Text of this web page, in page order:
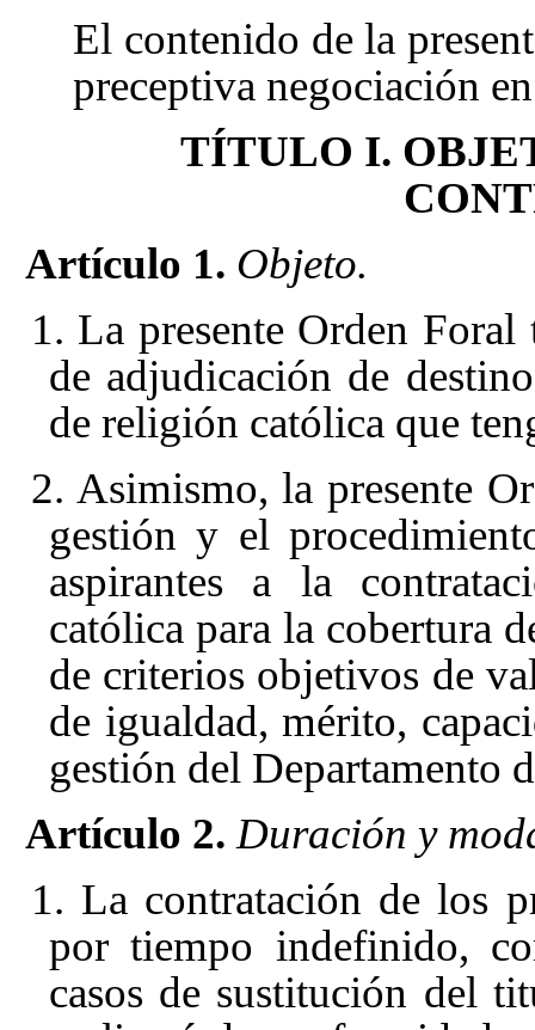
El contenido de la
preceptiva negociación
TÍTULO I.
Artículo 1. Objeto.
1. La presente Orden
de adjudicación de
de religión católica que
2. Asimismo, la presente
gestión y el
aspirantes a la
católica para la cobertura
de criterios objetivos de
de igualdad, mérito,
gestión del Departamento
Artículo 2. Duración y
1. La contratación de los
por tiempo indefinido,
casos de sustitución del